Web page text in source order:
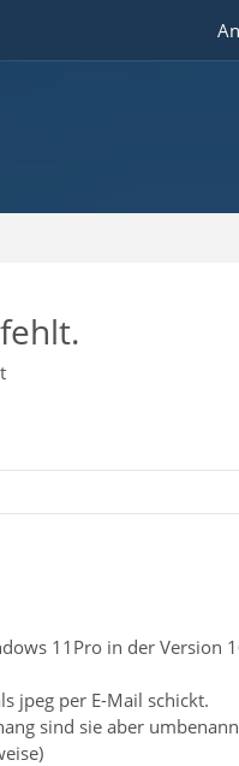
11Pro in der Version
jpeg per E-Mail schickt.
sind sie aber